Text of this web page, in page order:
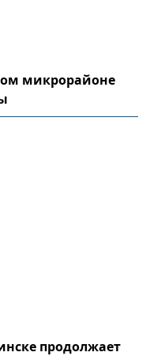
микрорайоне
продолжает